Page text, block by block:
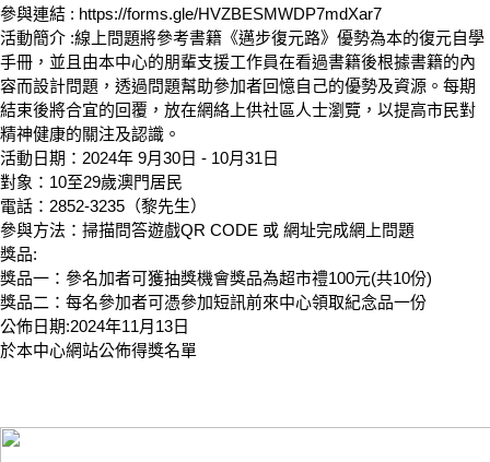
參與連結 : https://forms.gle/HVZBESMWDP7mdXar7
活動簡介 :線上問題將參考書籍《邁步復元路》優勢為本的復元自學
手冊，並且由本中心的朋輩支援工作員在看過書籍後根據書籍的內
容而設計問題，透過問題幫助參加者回憶自己的優勢及資源。每期
結束後將合宜的回覆，放在網絡上供社區人士瀏覽，以提高市民對
精神健康的關注及認識。
活動日期：2024年 9月30日 - 10月31日
對象：10至29歲澳門居民
電話：2852-3235（黎先生）
參與方法：掃描問答遊戲QR CODE 或 網址完成網上問題
獎品:
獎品一：參名加者可獲抽獎機會獎品為超市禮100元(共10份)
獎品二：每名參加者可憑參加短訊前來中心領取紀念品一份
公佈日期:2024年11月13日
於本中心網站公佈得獎名單